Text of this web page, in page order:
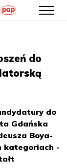
do
do
Gdańska
Boya-
kategoriach -